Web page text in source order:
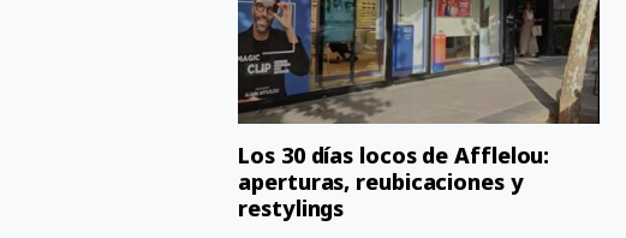
Los 30 días locos de Afflelou:
aperturas, reubicaciones y
restylings